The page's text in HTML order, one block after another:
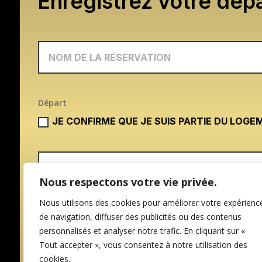
Nous respectons votre vie privée.
Nous utilisons des cookies pour améliorer votre
de navigation, diffuser des publicités ou des contenus
personnalisés et analyser notre trafic. En cliquant sur «
Tout accepter », vous consentez à notre utilisation des
cookies.
Départ
JE CONFIRME QUE JE SUIS PARTIE DU